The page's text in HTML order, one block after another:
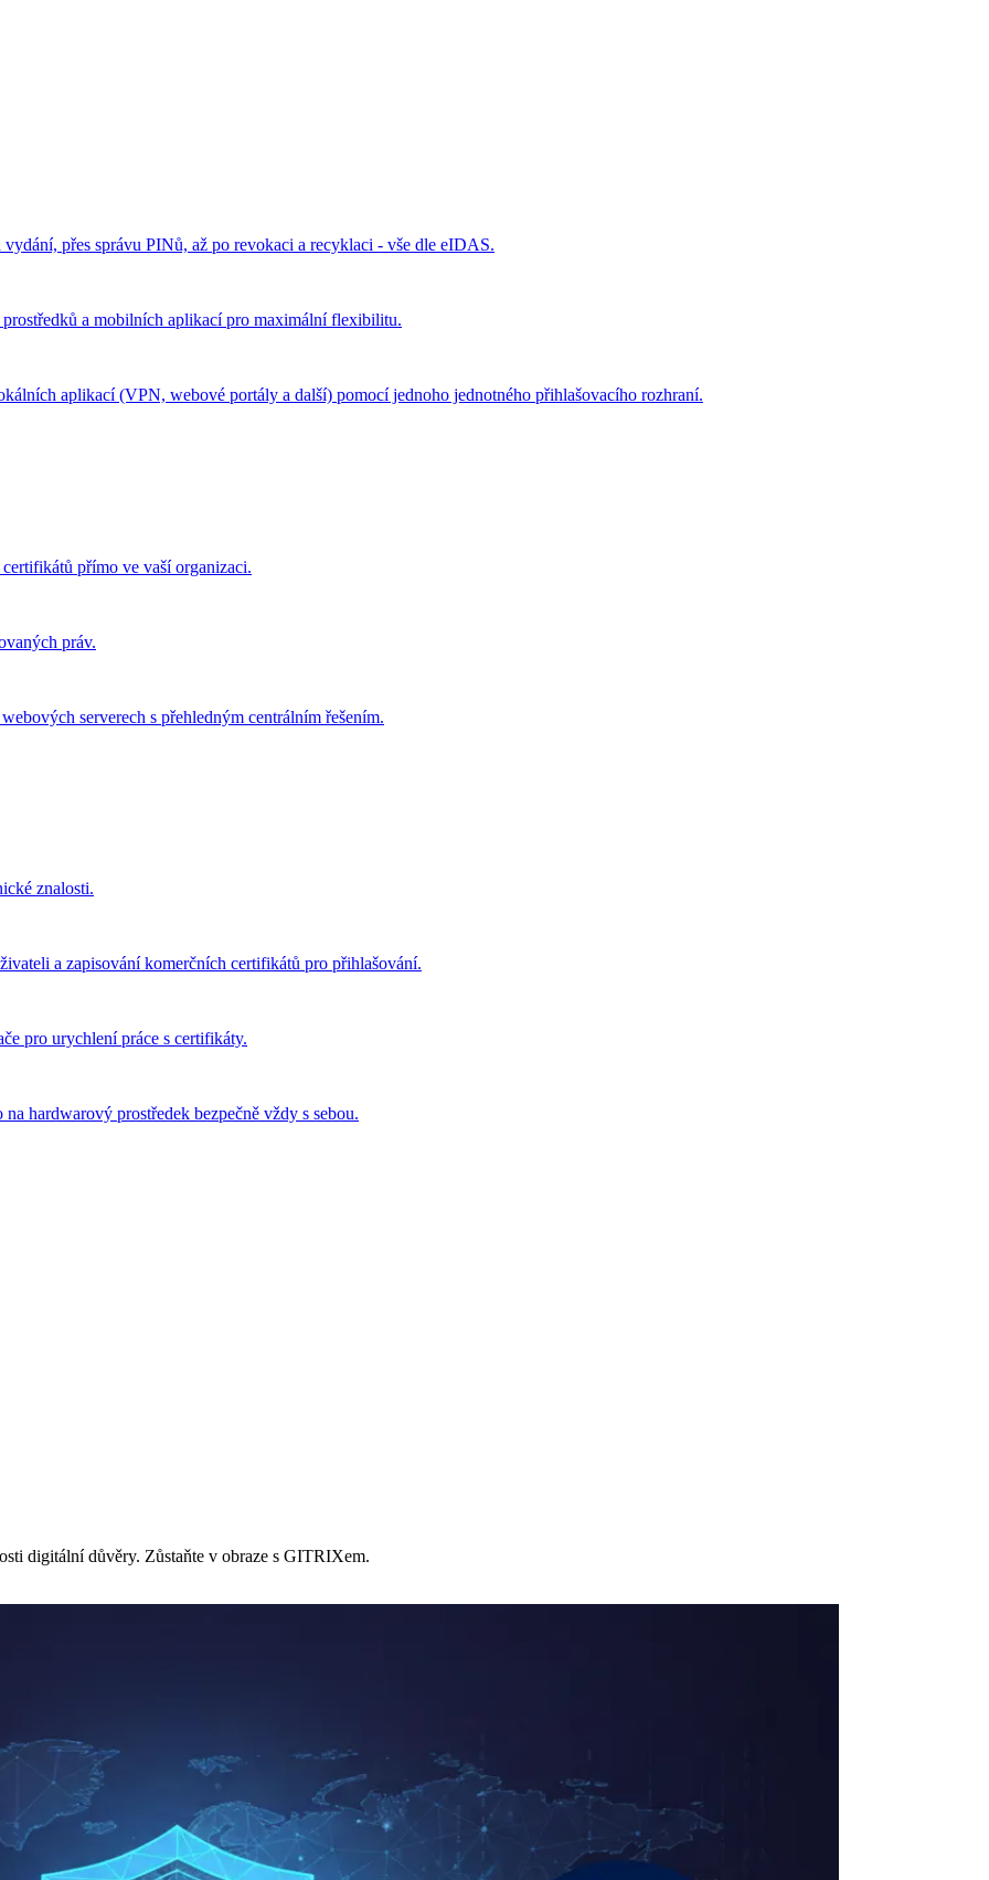
přes správu PINů, až po revokaci a recyklaci - vše dle eIDAS.
a mobilních aplikací pro maximální flexibilitu.
aplikací (VPN, webové portály a další) pomocí jednoho jednotného přihlašovacího rozhraní.
přímo ve vaší organizaci.
práv.
serverech s přehledným centrálním řešením.
znalosti.
a zapisování komerčních certifikátů pro přihlašování.
pro urychlení práce s certifikáty.
hardwarový prostředek bezpečně vždy s sebou.
digitální důvěry. Zůstaňte v obraze s GITRIXem.